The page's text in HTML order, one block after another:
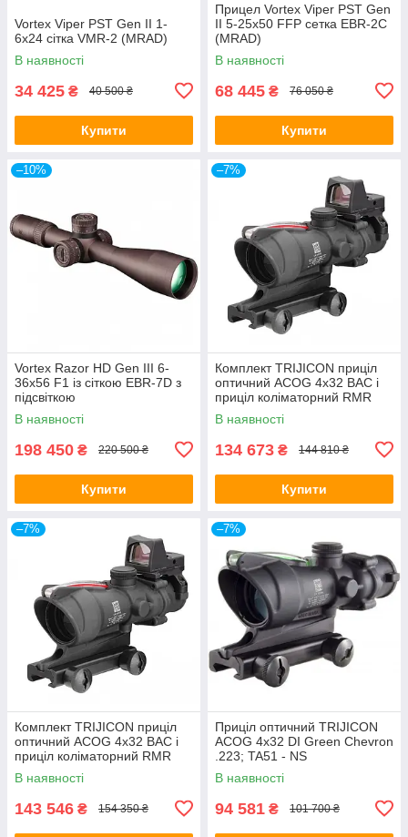
Vortex Viper PST Gen II 1-
6x24 сітка VMR-2 (MRAD)
В наявності
34 425 ₴ 40 500 ₴
Купити
Прицел Vortex Viper PST Gen
II 5-25x50 FFP сетка EBR-2C
(MRAD)
В наявності
68 445 ₴ 76 050 ₴
Купити
–10%
Vortex Razor HD Gen III 6-
36x56 F1 із сіткою EBR-7D з
підсвіткою
В наявності
198 450 ₴ 220 500 ₴
Купити
–7%
Комплект TRIJICON приціл
оптичний ACOG 4x32 BAC і
приціл коліматорний RMR
3.25 МОА
В наявності
134 673 ₴ 144 810 ₴
Купити
–7%
Комплект TRIJICON приціл
оптичний ACOG 4x32 BAC і
приціл коліматорний RMR
3.25 МОА Gray
В наявності
143 546 ₴ 154 350 ₴
–7%
Приціл оптичний TRIJICON
ACOG 4x32 DI Green Chevron
.223; TA51 - NS
В наявності
94 581 ₴ 101 700 ₴